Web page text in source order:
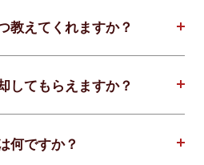
教えてくれますか？
してもらえますか？
何ですか？